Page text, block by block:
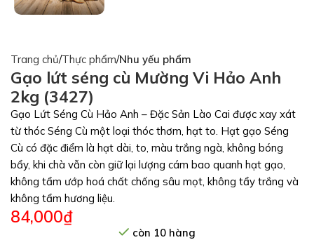
Trang chủ Thực phẩm Nhu yếu phẩm
Gạo lứt séng cù Mường Vi Hảo Anh
2kg (3427)
Gạo Lứt Séng Cù Hảo Anh – Đặc Sản Lào Cai được xay xát
từ thóc Séng Cù một loại thóc thơm, hạt to. Hạt gạo Séng
Cù có đặc điểm là hạt dài, to, màu trắng ngà, không bóng
bẩy, khi chà vẫn còn giữ lại lượng cám bao quanh hạt gạo,
không tẩm ướp hoá chất chống sâu mọt, không tẩy trắng và
không tẩm hương liệu.
84,000₫
còn 10 hàng